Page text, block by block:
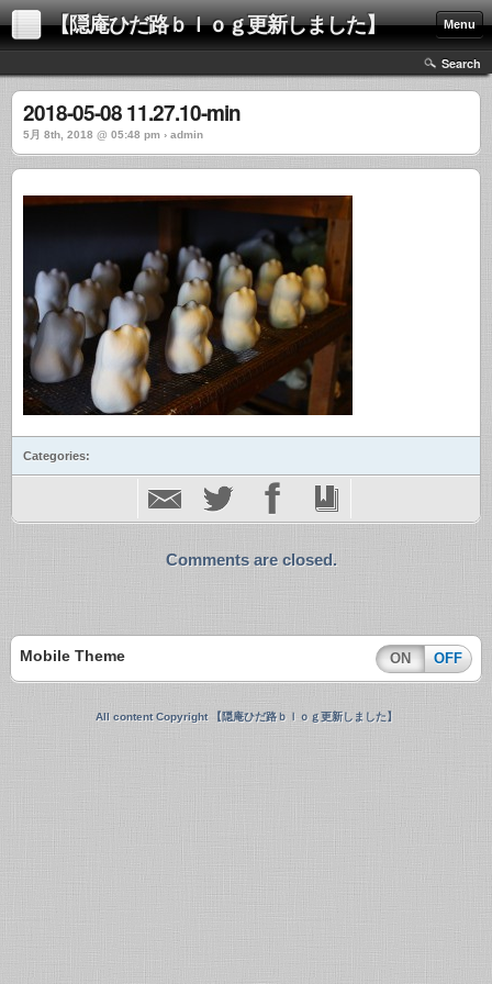
【隠庵ひだ路ｂｌｏｇ更新しました】 Menu
Search
2018-05-08 11.27.10-min
5月 8th, 2018 @ 05:48 pm › admin
Categories:
Comments are closed.
Mobile Theme ON OFF
All content Copyright 【隠庵ひだ路ｂｌｏｇ更新しました】